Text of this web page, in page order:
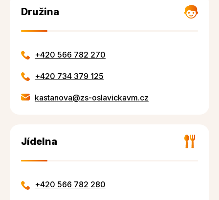
Družina
+420 566 782 270
+420 734 379 125
kastanova@zs-oslavickavm.cz
Jídelna
+420 566 782 280